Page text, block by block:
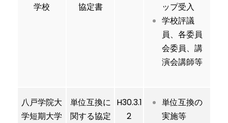
学校
協定書
ップ受入
学校評議
員、各委員
会委員、講
演会講師等
八戸学院大
学短期大学
単位互換に
関する協定
H30.3.1
2
単位互換の
実施等